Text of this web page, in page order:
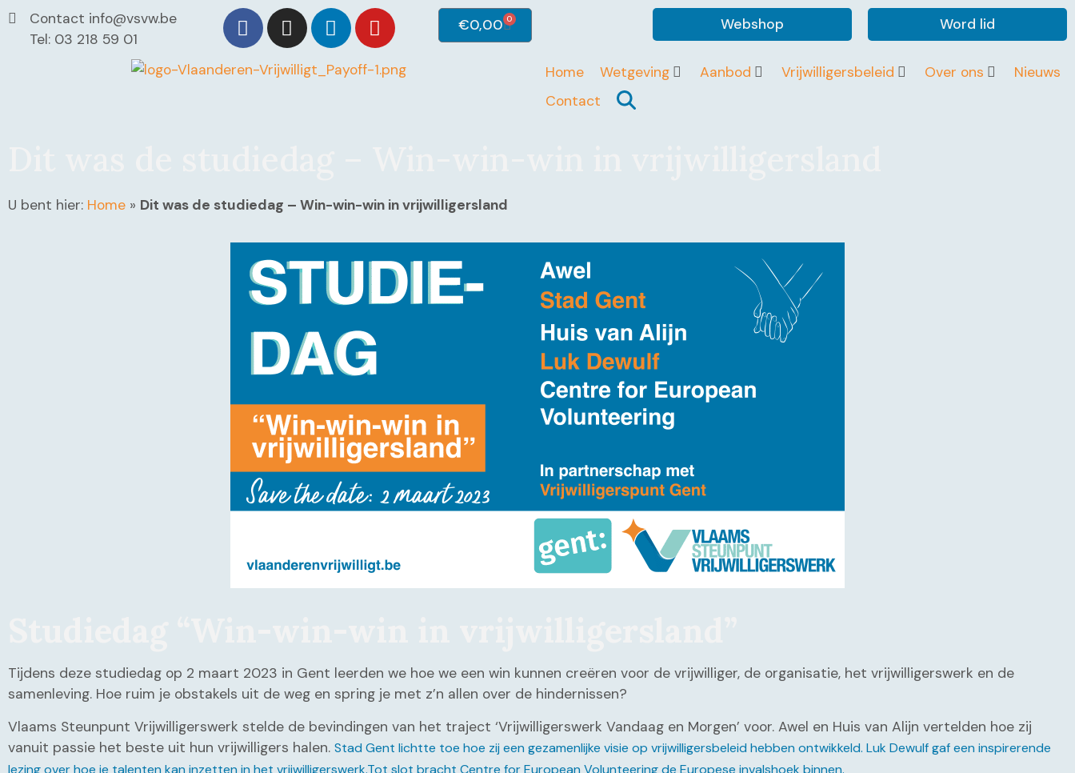
Contact info@vsvw.be
Tel: 03 218 59 01
€0,00 0 Webshop Word lid
Home Wetgeving Aanbod Vrijwilligersbeleid Over ons
Nieuws
Contact
U bent hier: Home » Dit was de studiedag – Win-win-win in vrijwilligersland
Tijdens deze studiedag op 2 maart 2023 in Gent leerden we hoe we een win kunnen creëren voor de vrijwilliger, de organisatie, het vrijwilligerswerk en de
samenleving. Hoe ruim je obstakels uit de weg en spring je met z’n allen over de hindernissen?
Vlaams Steunpunt Vrijwilligerswerk stelde de bevindingen van het traject ‘Vrijwilligerswerk Vandaag en Morgen’ voor. Awel en Huis van Alijn vertelden hoe zij
vanuit passie het beste uit hun vrijwilligers halen. Stad Gent lichtte toe hoe zij een gezamenlijke visie op vrijwilligersbeleid hebben ontwikkeld. Luk Dewulf gaf een inspirerende
lezing over hoe je talenten kan inzetten in het vrijwilligerswerk.Tot slot bracht Centre for European Volunteering de Europese invalshoek binnen.